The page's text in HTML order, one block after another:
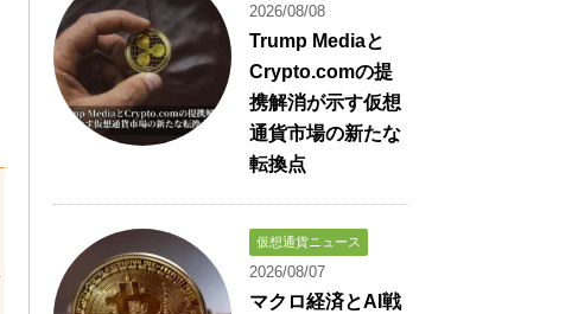
2026/08/08
Trump Mediaと
Crypto.comの提
携解消が示す仮想
通貨市場の新たな
転換点
仮想通貨ニュース
2026/08/07
マクロ経済とAI戦